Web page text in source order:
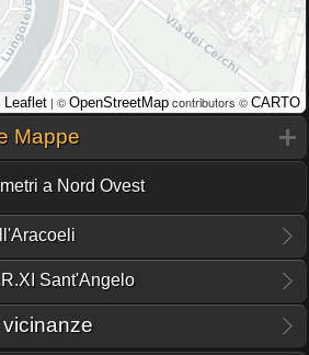
Leaflet | © OpenStreetMap contributors © CARTO
Mappe
a Nord Ovest
R.XI Sant'Angelo